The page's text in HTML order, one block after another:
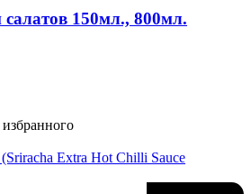
салатов 150мл., 800мл.